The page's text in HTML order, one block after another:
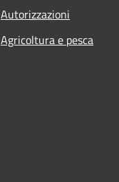
Autorizzazioni
Agricoltura e pesca